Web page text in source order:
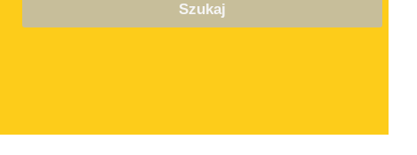
Szukaj